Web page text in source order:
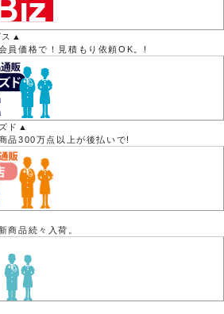
ス▲
員価格で！見積もり依頼OK。!
ド▲
品300万点以上が後払いで!
商品続々入荷。